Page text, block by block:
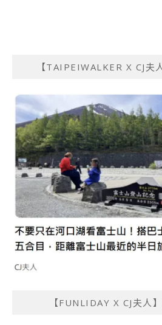
【TAIPEIWALKER X CJ夫
【FUNLIDAY X CJ夫人